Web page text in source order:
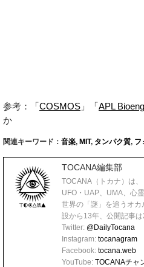
参考：「COSMOS 」「APL
か
関連キーワード： 音楽, MIT, タンパク質, フ
TOCANA編集部
TOCANA（トカナ）は
UFO・UAP、UMA、心
世界の「謎」を追うオ
設から13年、公開記事は
Twitter: @DailyTocana
Instagram: tocanagram
Facebook: tocana.web
YouTube: TOCANAチャ